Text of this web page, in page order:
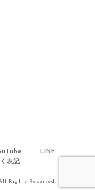
LINE
表記
Rights Reserved.